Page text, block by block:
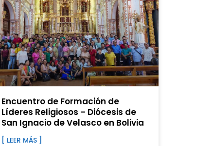
Encuentro de Formación de
Líderes Religiosos – Diócesis de
San Ignacio de Velasco en Bolivia
[ LEER MÁS ]